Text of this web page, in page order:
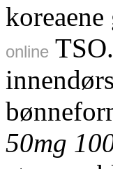
online
50mg